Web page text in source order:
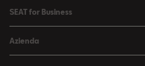
Leon
Ateca
Cataloghi e listini prezzi
SEAT Occasioni Plus
Negozio di accessori
SEAT Service
Accessori
SEAT for Business
Soluzioni di settore
Azienda